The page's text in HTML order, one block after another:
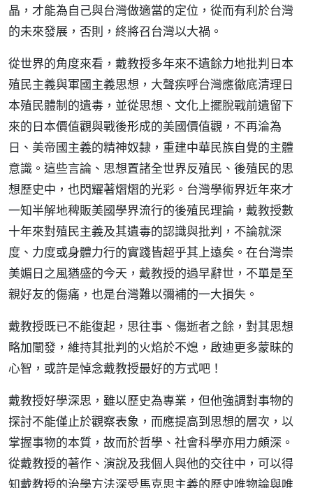
晶，才能為自己與台灣做適當的定位，從而有利於台灣
的未來發展，否則，終將召台灣以大禍。
從世界的角度來看，戴教授多年來不遺餘力地批判日本
殖民主義與軍國主義思想，大聲疾呼台灣應徹底清理日
本殖民體制的遺毒，並從思想、文化上擺脫戰前遺留下
來的日本價值觀與戰後形成的美國價值觀，不再淪為
日、美帝國主義的精神奴隸，重建中華民族自覺的主體
意識。這些言論、思想置諸全世界反殖民、後殖民的思
想歷史中，也閃耀著熠熠的光彩。台灣學術界近年來才
一知半解地稗販美國學界流行的後殖民理論，戴教授數
十年來對殖民主義及其遺毒的認識與批判，不論就深
度、力度或身體力行的實踐皆超乎其上遠矣。在台灣崇
美媚日之風猶盛的今天，戴教授的過早辭世，不單是至
親好友的傷痛，也是台灣難以彌補的一大損失。
戴教授既已不能復起，思往事、傷逝者之餘，對其思想
略加闡發，維持其批判的火焰於不熄，啟迪更多蒙昧的
心智，或許是悼念戴教授最好的方式吧！
戴教授好學深思，雖以歷史為專業，但他強調對事物的
探討不能僅止於觀察表象，而應提高到思想的層次，以
掌握事物的本質，故而於哲學、社會科學亦用力頗深。
從戴教授的著作、演說及我個人與他的交往中，可以得
知戴教授的治學方法深受馬克思主義的歷史唯物論與唯